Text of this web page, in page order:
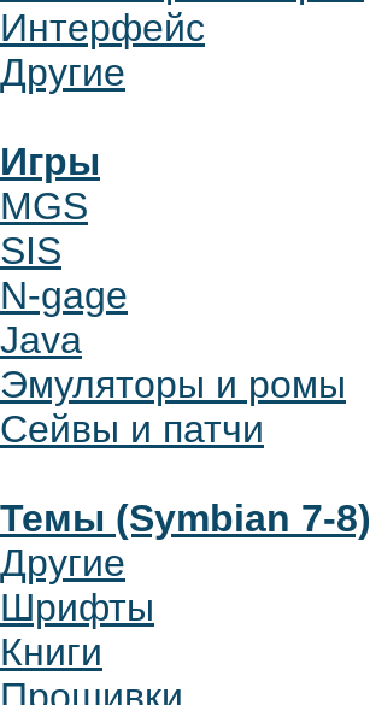
Интерфейс
Другие
Игры
MGS
SIS
N-gage
Java
Эмуляторы и ромы
Сейвы и патчи
Темы (Symbian 7-8)
Другие
Шрифты
Книги